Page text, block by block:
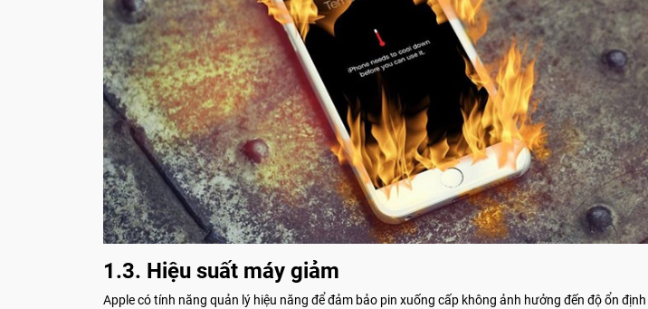
1.3. Hiệu suất máy giảm
Apple có tính năng quản lý hiệu năng để đảm bảo pin xuống cấp không ảnh hưởng đến độ ổn